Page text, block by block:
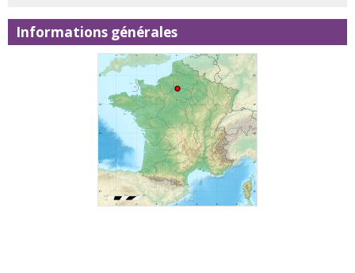
Informations générales